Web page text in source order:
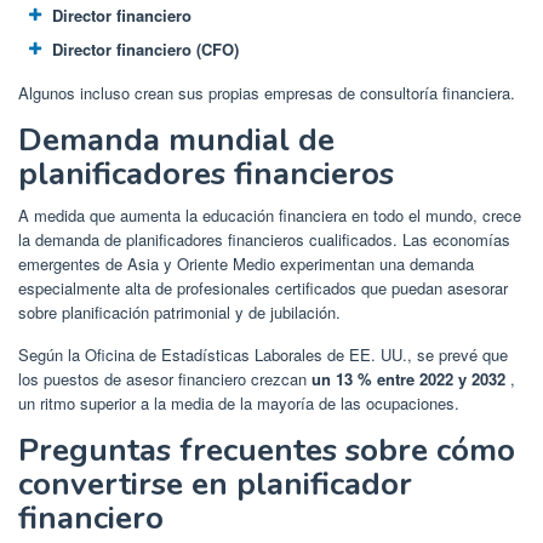
Director financiero
Director financiero (CFO)
Algunos incluso crean sus propias empresas de consultoría financiera.
Demanda mundial de
planificadores financieros
A medida que aumenta la educación financiera en todo el mundo, crece
la demanda de planificadores financieros cualificados. Las economías
emergentes de Asia y Oriente Medio experimentan una demanda
especialmente alta de profesionales certificados que puedan asesorar
sobre planificación patrimonial y de jubilación.
Según la Oficina de Estadísticas Laborales de EE. UU., se prevé que
los puestos de asesor financiero crezcan un 13 % entre 2022 y 2032 ,
un ritmo superior a la media de la mayoría de las ocupaciones.
Preguntas frecuentes sobre cómo
convertirse en planificador
financiero